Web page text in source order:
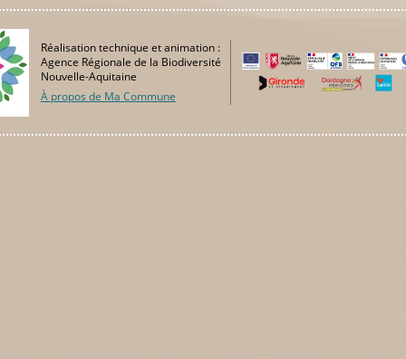
Réalisation technique et animation :
Agence Régionale de la Biodiversité
Nouvelle-Aquitaine
À propos de Ma Commune